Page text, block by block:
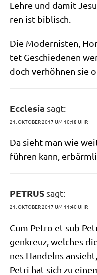
Leh­re und damit
ren ist biblisch.
Die Moder­ni­sten,
tet Geschie­de­nen
doch ver­höh­nen sie
Ecclesia sagt:
21. OKTOBER 2017 UM 10:18 UHR
Da sieht man wie
füh­ren kann,
PETRUS sagt:
21. OKTOBER 2017 UM 11:40 UHR
Cum Petro et sub
gen­kreuz, wel­ches
nes Han­delns
Petri hat sich zu